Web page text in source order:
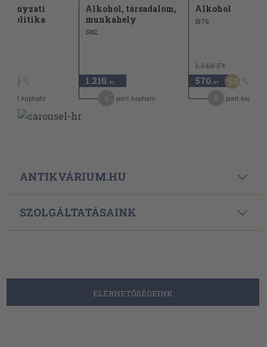
50
pont kapható
Alkohol, társadalom,
munkahely
1982
1.210 ,-Ft
pont kapható
Alkohol
1976
1.140 Ft
570 ,-Ft 50
pont kapható
ANTIKVÁRIUM.HU
SZOLGÁLTATÁSAINK
ELÉRHETŐSÉGEINK